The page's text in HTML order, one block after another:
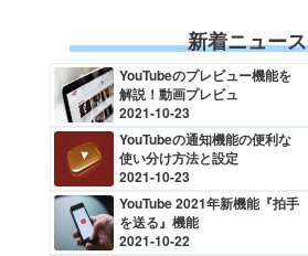
新着ニュース
YouTubeのプレビュー機能を
解説！動画プレビュ
2021-10-23
YouTubeの通知機能の便利な
使い分け方法と設定
2021-10-23
YouTube 2021年新機能『拍手
を送る』機能
2021-10-22